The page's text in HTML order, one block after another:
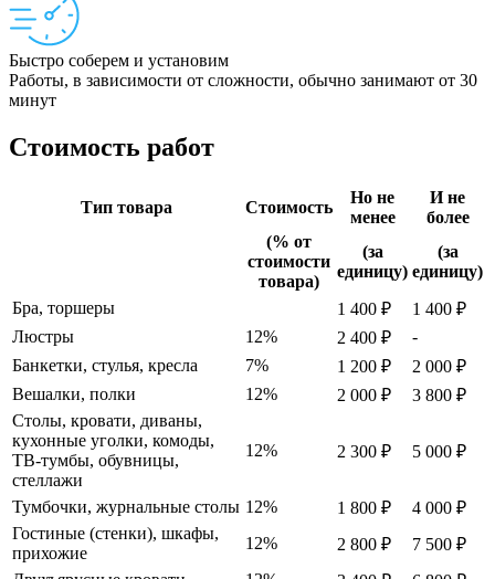
Быстро соберем и установим
Работы, в зависимости от сложности, обычно занимают от 30
минут
Стоимость работ
Тип товара Стоимость
Но не
менее
И не
более
(% от
стоимости
товара)
(за
единицу)
(за
единицу)
Бра, торшеры
1 400 ₽
1 400 ₽
Люстры
12% 2 400 ₽
-
Банкетки, стулья, кресла
7% 1 200 ₽
2 000 ₽
Вешалки, полки
12% 2 000 ₽
3 800 ₽
Столы, кровати, диваны,
кухонные уголки, комоды,
ТВ-тумбы, обувницы,
стеллажи
12% 2 300 ₽ 5 000 ₽
Тумбочки, журнальные столы 12% 1 800 ₽
4 000 ₽
Гостиные (стенки), шкафы,
прихожие
12% 2 800 ₽
7 500 ₽